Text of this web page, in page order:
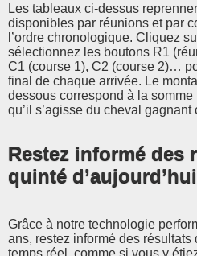
Les tableaux ci-dessus
disponibles par réunions et par
l’ordre chronologique. Cliquez
sélectionnez les boutons R1
C1 (course 1), C2 (course 2)…
final de chaque arrivée. Le
dessous correspond à la
qu’il s’agisse du cheval gagnant
Restez informé des
quinté d’aujourd’hui
Grâce à notre technologie
ans, restez informé des résultats
temps réel, comme si vous y